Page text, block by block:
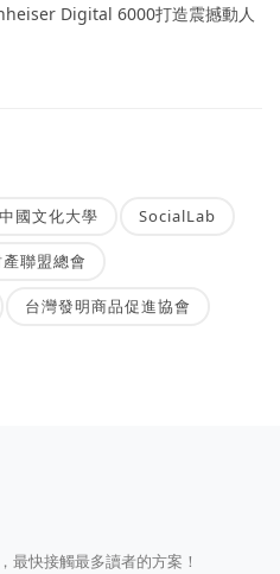
Digital 6000打造震撼動人
中國文化大學 SocialLab
聯盟總會
台灣發明商品促進協會
最快接觸最多讀者的方案！